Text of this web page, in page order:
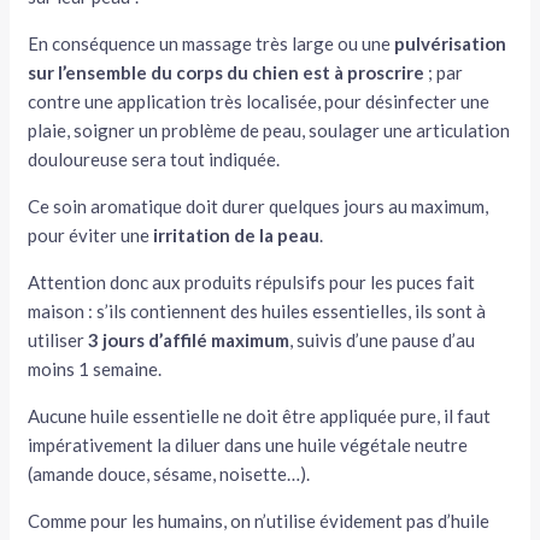
En conséquence un massage très large ou une pulvérisation
sur l’ensemble du corps du chien est à proscrire ; par
contre une application très localisée, pour désinfecter une
plaie, soigner un problème de peau, soulager une articulation
douloureuse sera tout indiquée.
Ce soin aromatique doit durer quelques jours au maximum,
pour éviter une irritation de la peau.
Attention donc aux produits répulsifs pour les puces fait
maison : s’ils contiennent des huiles essentielles, ils sont à
utiliser3 jours d’affilé maximum, suivis d’une pause d’au
moins 1 semaine.
Aucune huile essentielle ne doit être appliquée pure, il faut
impérativement la diluer dans une huile végétale neutre
(amande douce, sésame, noisette…).
Comme pour les humains, on n’utilise évidement pas d’huile